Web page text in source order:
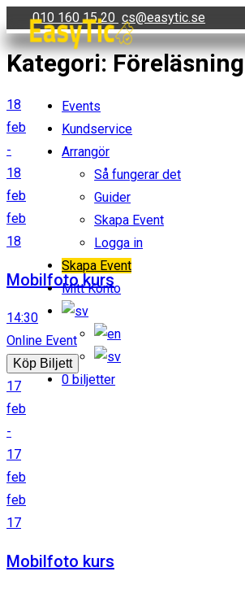
Skip
content
010 160 15 20 cs@easytic.se
Events
Kundservice
Arrangör
Så fungerar det
Guider
Skapa Event
Logga in
Skapa Event
Mitt Konto
0 biljetter
Kategori:Föreläsning
18
feb
-
18
feb
feb
18
Mobilfoto kurs
14:30
Online Event
Köp Biljett
17
feb
-
17
feb
feb
17
Mobilfoto kurs